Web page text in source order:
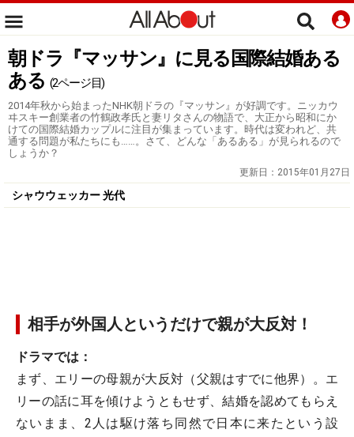
朝ドラ『マッサン』に見る国際結婚ある
ある (2ページ目)
2014年秋から始まったNHK朝ドラの『マッサン』が好調です。ニッカウ
ヰスキー創業者の竹鶴政孝氏と妻リタさんの物語で、大正から昭和にか
けての国際結婚カップルに注目が集まっています。時代は変われど、共
通する問題が私たちにも……。さて、どんな「あるある」が見られるので
しょうか？
更新日： 2015年01月27日
シャウウェッカー 光代
相手が外国人というだけで親が大反対！
ドラマでは：
まず、エリーの母親が大反対（父親はすでに他界）。エ
リーの話に耳を傾けようともせず、結婚を認めてもらえ
ないまま、2人は駆け落ち同然で日本に来たという設